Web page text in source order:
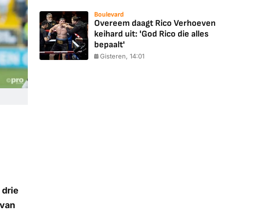
drie
Boulevard
Overeem daagt Rico Verhoeven
keihard uit: 'God Rico die alles
bepaalt'
Gisteren, 14:01